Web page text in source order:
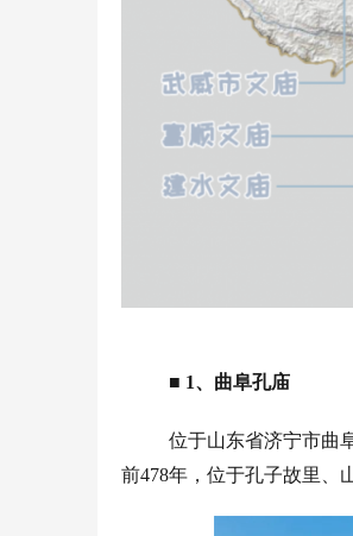
■ 1、曲阜孔庙
位于山东省济宁市曲
前478年，位于孔子故里、